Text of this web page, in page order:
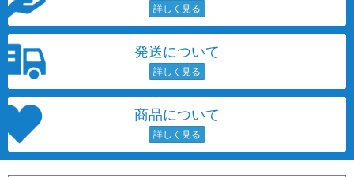
発送について
商品について